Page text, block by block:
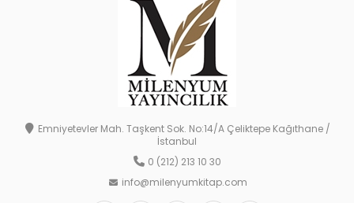
Emniyetevler Mah. Taşkent Sok. No:14/A Çeliktepe Kağıthane /
İstanbul
0 (212) 213 10 30
info@milenyumkitap.com